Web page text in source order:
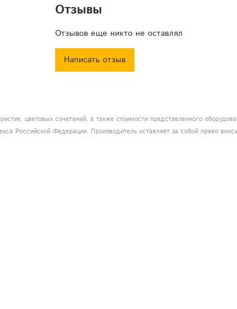
Система охлаждения: активная.
Количество каналов DMX: 12
автоматические программы, Master-Slave
Разъемы DMX-входа/выхода: 3-pin XLR male/
Размеры коробки: 26-26-19 см.
Отзывы
Отзывов еще никто не оставлял
Написать отзыв
цветовых сочетаний, а также стоимости представленного
Российской Федерации. Производитель оставляет за собой право